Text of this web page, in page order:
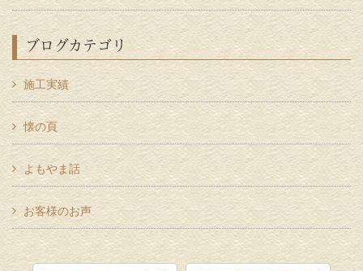
ブログカテゴリ
施工実績
懐の頁
よもやま話
お客様のお声